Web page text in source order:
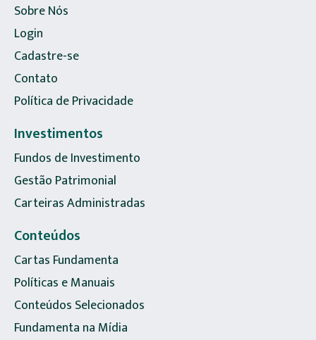
Sobre Nós
Login
Cadastre-se
Contato
Política de Privacidade
Investimentos
Fundos de Investimento
Gestão Patrimonial
Carteiras Administradas
Conteúdos
Cartas Fundamenta
Políticas e Manuais
Conteúdos Selecionados
Fundamenta na Mídia